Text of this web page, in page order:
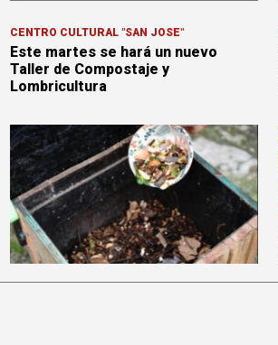
CENTRO CULTURAL "SAN JOSÉ"
Este martes se hará un nuevo
Taller de Compostaje y
Lombricultura